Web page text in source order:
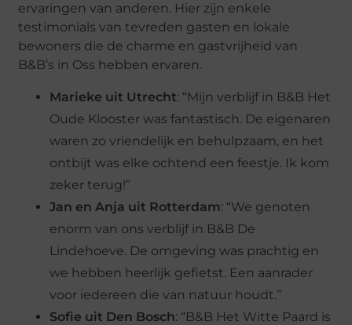
ervaringen van anderen. Hier zijn enkele
testimonials van tevreden gasten en lokale
bewoners die de charme en gastvrijheid van
B&B’s in Oss hebben ervaren.
Marieke uit Utrecht: “Mijn verblijf in B&B Het
Oude Klooster was fantastisch. De eigenaren
waren zo vriendelijk en behulpzaam, en het
ontbijt was elke ochtend een feestje. Ik kom
zeker terug!”
Jan en Anja uit Rotterdam: “We genoten
enorm van ons verblijf in B&B De
Lindehoeve. De omgeving was prachtig en
we hebben heerlijk gefietst. Een aanrader
voor iedereen die van natuur houdt.”
Sofie uit Den Bosch: “B&B Het Witte Paard is